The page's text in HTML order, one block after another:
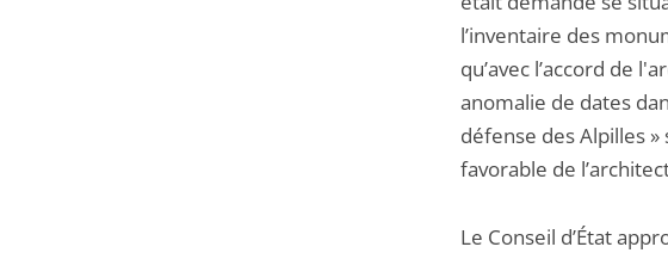
l’inventaire des
qu’avec l’accord de
anomalie de dates
défense des Alpilles
favorable de
Le Conseil d’État